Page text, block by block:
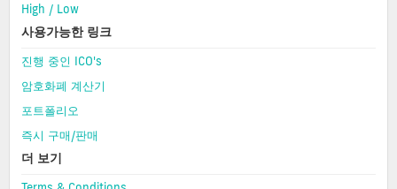
High / Low
사용가능한 링크
진행 중인 ICO's
암호화폐 계산기
포트폴리오
즉시 구매/판매
더 보기